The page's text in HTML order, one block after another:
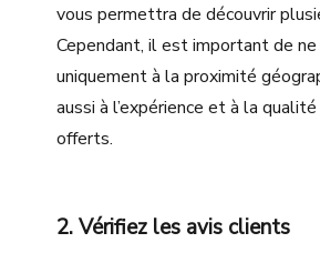
vous permettra de découvrir
Cependant, il est important de
uniquement à la proximité
aussi à l’expérience et à la
offerts.
2. Vérifiez les avis clients